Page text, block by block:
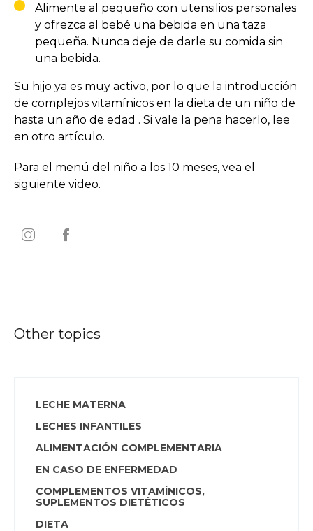
Alimente al pequeño con utensilios personales
y ofrezca al bebé una bebida en una taza
pequeña. Nunca deje de darle su comida sin
una bebida.
Su hijo ya es muy activo, por lo que la introducción
de complejos vitamínicos en la dieta de un niño de
hasta un año de edad . Si vale la pena hacerlo, lee
en otro artículo.
Para el menú del niño a los 10 meses, vea el
siguiente video.
Other topics
LECHE MATERNA
LECHES INFANTILES
ALIMENTACIÓN COMPLEMENTARIA
EN CASO DE ENFERMEDAD
COMPLEMENTOS VITAMÍNICOS,
SUPLEMENTOS DIETÉTICOS
DIETA